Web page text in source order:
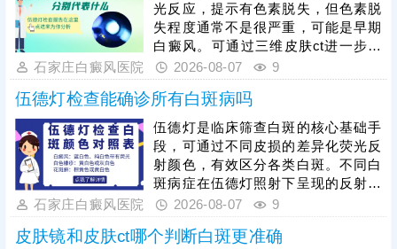
光反应，提示有色素脱失，但色素脱
失程度通常不是很严重，可能是早期
白癜风。可通过三维皮肤ct进一步检
查，了解基底层黑色素细胞数目、生
存环境、结构等，为白斑诊断提供科
学依据，准确分辨白斑时期和类型，
指导规范治疗。早期白癜风治疗可以
用药，对症祛白，也可以搭配308激
光综合祛白，提升祛白速度，加快肤
色还原。
石家庄白癜风医院 2026-08-07 9
伍德灯检查能确诊所有白斑病吗
伍德灯是临床筛查白斑的核心基础手
段，可通过不同皮损的差异化荧光反
射颜色，有效区分各类白斑。不同白
斑病症在伍德灯照射下呈现的反射颜
色不同，能初步甄别白癜风、白色糠
初步分型提供重要依据。尤其白癜风
石家庄白癜风医院 2026-08-07 9
皮肤镜和皮肤ct哪个判断白斑更准确